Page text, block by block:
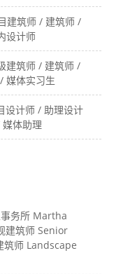
建筑师 / 建筑师 /
设计师
建筑师 / 建筑师 /
媒体实习生
设计师 / 助理设计
体助理
事务所 Martha
建筑师 Senior
师 Landscape